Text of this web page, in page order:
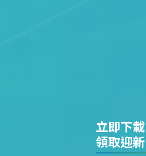
立即下
領取迎